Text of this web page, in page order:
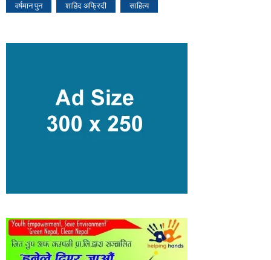
वर्षमान पुन शाहिद अफ्रिदी साहित्य